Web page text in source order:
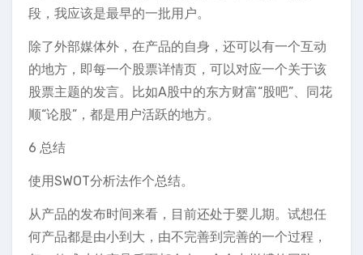
段，我应该是最早的一批用户。
除了外部媒体外，在产品的自身，还可以有一个互动
的地方，即每一个股票详情页，可以对应一个关于该
股票主题的发言。比如A股中的东方财富“股吧”、同花
顺“论股”，都是用户活跃的地方。
6 总结
使用SWOT分析法作个总结。
从产品的发布时间来看，目前还处于婴儿期。试想任
何产品都是由小到大，由不完善到完善的一个过程，